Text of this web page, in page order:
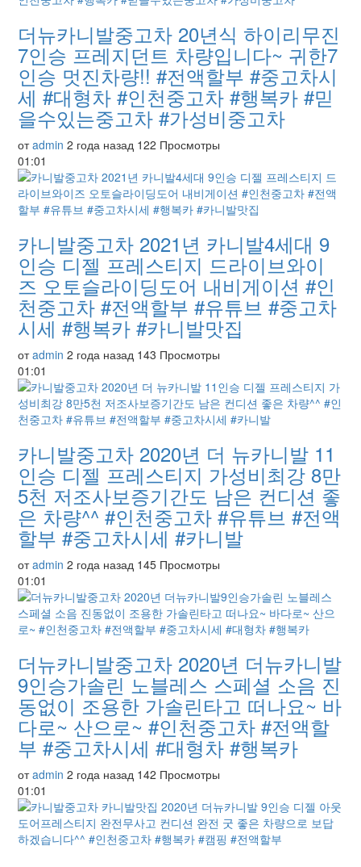
더뉴카니발중고차 20년식 하이리무진
7인승 프레지던트 차량입니다~ 귀한7
인승 멋진차량!! #전액할부 #중고차시
세 #대형차 #인천중고차 #행복카 #믿
을수있는중고차 #가성비중고차
отadmin 2 года назад 122 Просмотры
01:01
카니발중고차 2021년 카니발4세대 9
인승 디젤 프레스티지 드라이브와이
즈 오토슬라이딩도어 내비게이션 #인
천중고차 #전액할부 #유튜브 #중고차
시세 #행복카 #카니발맛집
отadmin 2 года назад 143 Просмотры
01:01
카니발중고차 2020년 더 뉴카니발 11
인승 디젤 프레스티지 가성비최강 8만
5천 저조사보증기간도 남은 컨디션 좋
은 차량^^ #인천중고차 #유튜브 #전액
할부 #중고차시세 #카니발
отadmin 2 года назад 145 Просмотры
01:01
더뉴카니발중고차 2020년 더뉴카니발
9인승가솔린 노블레스 스페셜 소음 진
동없이 조용한 가솔린타고 떠나요~ 바
다로~ 산으로~ #인천중고차 #전액할
부 #중고차시세 #대형차 #행복카
отadmin 2 года назад 142 Просмотры
01:01